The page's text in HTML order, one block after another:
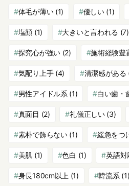
体毛が薄い(1) 優しい(1)
塩顔 (1) 大きいと言われる (7)
探究心が強い(2) 施術経験豊
気配り上手(4) 清潔感がある
男性アイドル系 (1) 白い歯・
真面目 (2) 礼儀正しい(3)
素朴で飾らない(1) 緩急をつ
美肌 (1) 色白 (1) 英語対
身長180cm以上 (1) 韓流系 (1)